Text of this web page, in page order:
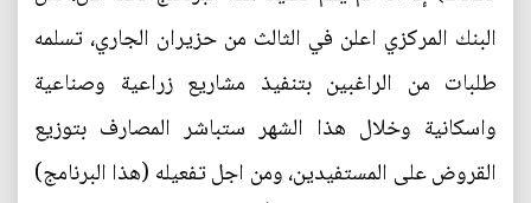
البنك المركزي اعلن في الثالث من حزيران الجاري، تسلمه
طلبات من الراغبين بتنفيذ مشاريع زراعية وصناعية
واسكانية وخلال هذا الشهر ستباشر المصارف بتوزيع
القروض على المستفيدين، ومن اجل تفعيله (هذا البرنامج)